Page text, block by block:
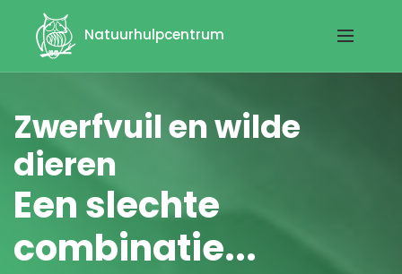
Natuurhulpcentrum
Zwerfvuil en wilde
dieren
Een slechte
combinatie...